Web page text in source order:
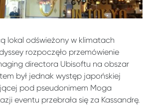
lokal odświeżony w klimatach
rozpoczęło przemówienie
directora Ubisoftu na obszar
był jednak występ japońskiej
pod pseudonimem Moga
eventu przebrała się za Kassandrę.